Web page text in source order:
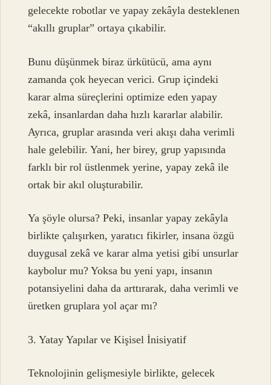
gelecekte robotlar ve yapay zekâyla desteklenen
“akıllı gruplar” ortaya çıkabilir.
Bunu düşünmek biraz ürkütücü, ama aynı
zamanda çok heyecan verici. Grup içindeki
karar alma süreçlerini optimize eden yapay
zekâ, insanlardan daha hızlı kararlar alabilir.
Ayrıca, gruplar arasında veri akışı daha verimli
hale gelebilir. Yani, her birey, grup yapısında
farklı bir rol üstlenmek yerine, yapay zekâ ile
ortak bir akıl oluşturabilir.
Ya şöyle olursa? Peki, insanlar yapay zekâyla
birlikte çalışırken, yaratıcı fikirler, insana özgü
duygusal zekâ ve karar alma yetisi gibi unsurlar
kaybolur mu? Yoksa bu yeni yapı, insanın
potansiyelini daha da arttırarak, daha verimli ve
üretken gruplara yol açar mı?
3. Yatay Yapılar ve Kişisel İnisiyatif
Teknolojinin gelişmesiyle birlikte, gelecek